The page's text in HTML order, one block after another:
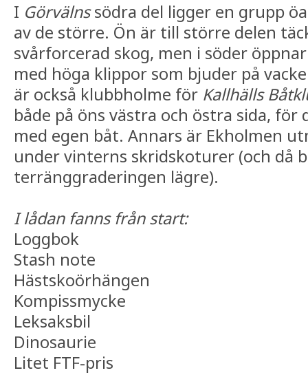
I Görvälnssödra del ligger en grupp
av de större. Ön är till större delen
svårforcerad skog, men i söder
med höga klippor som bjuder på
är också klubbholme för Kallhälls
både på öns västra och östra sida,
med egen båt. Annars är Ekholmen
under vinterns skridskoturer (och då
terränggraderingen lägre).
I lådan fanns från start:
Loggbok
Stash note
Hästskoörhängen
Kompissmycke
Leksaksbil
Dinosaurie
Litet FTF-pris